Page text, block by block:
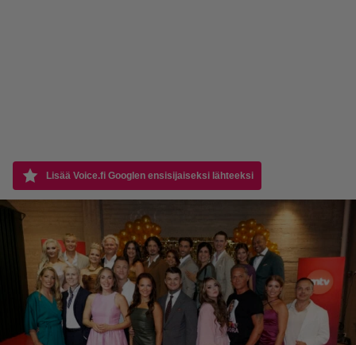
Lisää Voice.fi Googlen ensisijaiseksi lähteeksi